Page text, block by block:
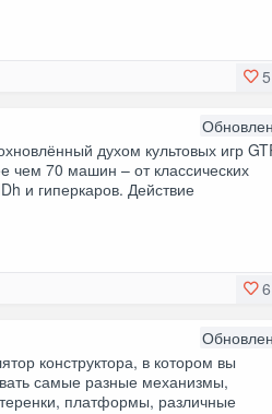
5
духом культовых игр
чем 70 машин – от классических
и гиперкаров. Действие
6
конструктора, в котором вы
самые разные механизмы,
платформы, различные